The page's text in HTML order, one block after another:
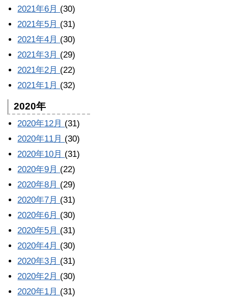
2021年6月 (30)
2021年5月 (31)
2021年4月 (30)
2021年3月 (29)
2021年2月 (22)
2021年1月 (32)
2020年
2020年12月 (31)
2020年11月 (30)
2020年10月 (31)
2020年9月 (22)
2020年8月 (29)
2020年7月 (31)
2020年6月 (30)
2020年5月 (31)
2020年4月 (30)
2020年3月 (31)
2020年2月 (30)
2020年1月 (31)